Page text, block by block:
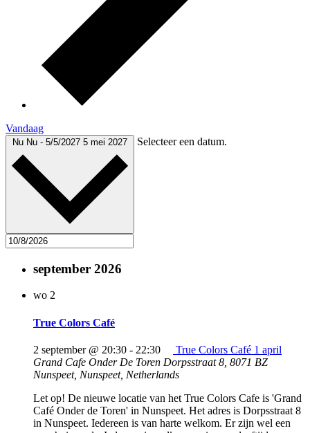
Vandaag
Nu Nu - 5/5/2027 5 mei 2027 Selecteer een datum.
september 2026
wo 2
True Colors Café
2 september @ 20:30 - 22:30
True Colors Café 1 april
Grand Cafe Onder De Toren Dorpsstraat 8, 8071 BZ
Nunspeet, Nunspeet, Netherlands
Let op! De nieuwe locatie van het True Colors Cafe is 'Grand
Café Onder de Toren' in Nunspeet. Het adres is Dorpsstraat 8
in Nunspeet. Iedereen is van harte welkom. Er zijn wel een